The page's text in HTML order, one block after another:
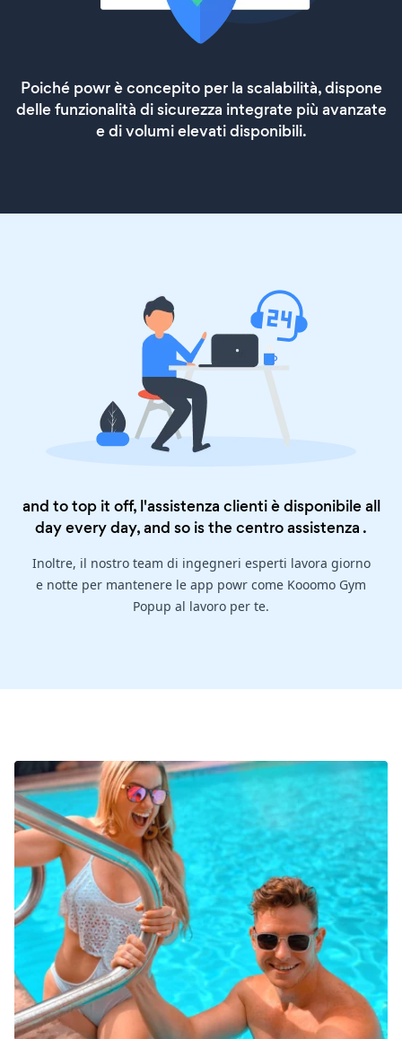
Poiché powr è concepito per la scalabilità, dispone
delle funzionalità di sicurezza integrate più avanzate
e di volumi elevati disponibili.
and to top it off, l'assistenza clienti è disponibile all
day every day, and so is thecentro assistenza .
Inoltre, il nostro team di ingegneri esperti lavora giorno
e notte per mantenere le app powr come Kooomo Gym
Popup al lavoro per te.